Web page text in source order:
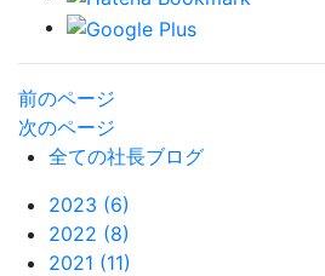
前のページ
次のページ
全ての社長ブログ
2023 (6)
2022 (8)
2021 (11)